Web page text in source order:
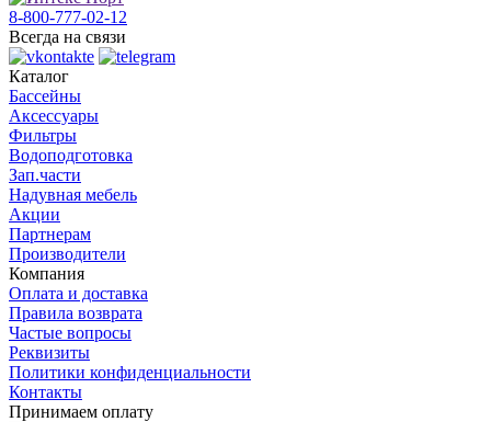
8-800-777-02-12
Всегда на связи
Каталог
Бассейны
Аксессуары
Фильтры
Водоподготовка
Зап.части
Надувная мебель
Акции
Партнерам
Производители
Компания
Оплата и доставка
Правила возврата
Частые вопросы
Реквизиты
Политики конфиденциальности
Контакты
Принимаем оплату